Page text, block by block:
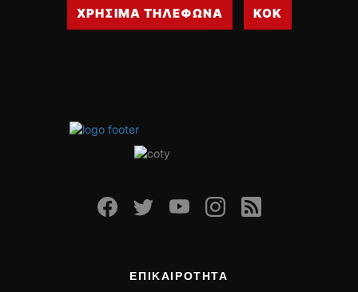
ΧΡΗΣΙΜΑ ΤΗΛΕΦΩΝΑ ΚΟΚ
ΕΠΙΚΑΙΡΟΤΗΤΑ